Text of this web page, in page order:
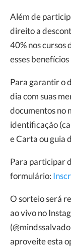
Além de
direito a
40% nos cursos
esses
Para garantir o
dia com suas
documentos no
identificação
e Carta ou guia
Para participar
formulário:
O sorteio será
ao vivo no
aproveite esta